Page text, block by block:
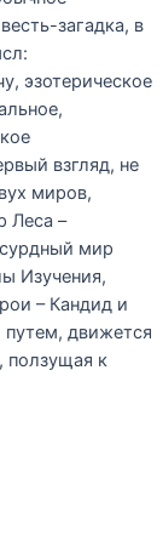
загадка, в
эзотерическое
взгляд, не
миров,
Леса –
мир
Изучения,
– Кандид и
движется
ползущая к